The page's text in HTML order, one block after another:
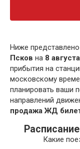
Ниже
Псков на 8
прибытия на
московскому
планировать ваши
направлений
продажа ЖД
Какие